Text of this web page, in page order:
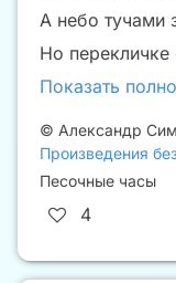
А небо тучами
Но
Показать
© Александр
Произведения
Песочные часы
4